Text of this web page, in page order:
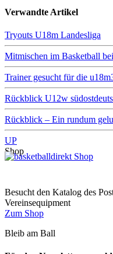
Verwandte Artikel
Tryouts U18m Landesliga
Mitmischen im Basketball
Trainer gesucht für die
Rückblick U12w
Rückblick – Ein rundum
UP
Shop
Besucht den Katalog des
Vereinsequipment
Zum Shop
Bleib am Ball